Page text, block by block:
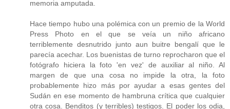
memoria amputada.
Hace tiempo hubo una polémica con un premio de la World
Press Photo en el que se veía un niño africano
terriblemente desnutrido junto aun buitre bengalí que le
parecía acechar. Los buenistas de turno reprocharon que el
fotógrafo hiciera la foto 'en vez' de auxiliar al niño. Al
margen de que una cosa no impide la otra, la foto
probablemente hizo más por ayudar a esas gentes del
Sudán en ese momento de hambruna crítica que cualquier
otra cosa. Benditos (y terribles) testigos. El poder los odia,